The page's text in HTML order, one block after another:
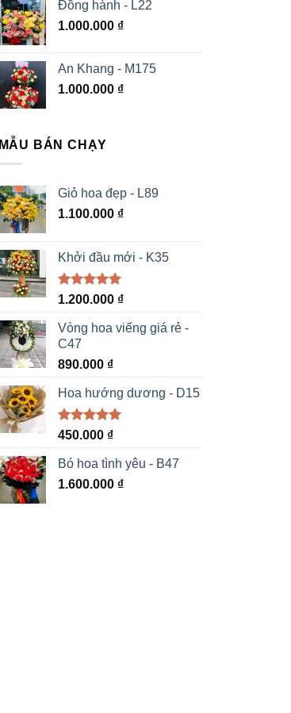
Đồng hành - L22
1.000.000 ₫
An Khang - M175
1.000.000 ₫
MẪU BÁN CHẠY
Giỏ hoa đẹp - L89
1.100.000 ₫
Khởi đầu mới - K35
Được xếp
5 sao
1.200.000 ₫
Vòng hoa viếng giá rẻ -
C47
890.000 ₫
Hoa hướng dương - D15
Được xếp
5 sao
450.000 ₫
Bó hoa tình yêu - B47
1.600.000 ₫